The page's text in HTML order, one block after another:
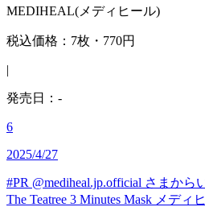
MEDIHEAL(メディヒール)
税込価格：7枚・770円
|
発売日：-
6
2025/4/27
#PR @mediheal.jp.official さまから
The Teatree 3 Minutes Mask メデ